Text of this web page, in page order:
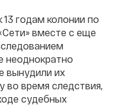
годам колонии по
вместе с еще
неоднократно
вынудили их
во время следствия,
судебных